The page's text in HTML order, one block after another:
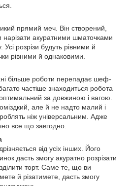
прямий меч. Він створений,
акуратними шматочками
розрізи будуть рівними й
рівними й однаковими.
більше роботи перепадає шеф-
частіше знаходиться робота
за довжиною і вагою.
але й не надто малий і
ніж універсальним. Адже
все що завгодно.
від усіх інших. Його
дасть змогу акуратно розрізати
торт. Саме те, що ви
й різатимете, дасть змогу